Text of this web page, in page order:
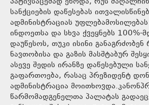
სანქციების დაწესებას
ადმინისტრაციას უფლებამოსილებას
ინდოეთსა და სხვა ქვეყნებს 100%-
დაუწესოს, თუკი ისინი
ნავთობისა და გაზის მასშტაბურ
ასევე შედის ირანზე დაწესებული
გაფართოება, რასაც პრეზიდენტ
ადმინისტრაცია
წარმომადგენელთა პალატას